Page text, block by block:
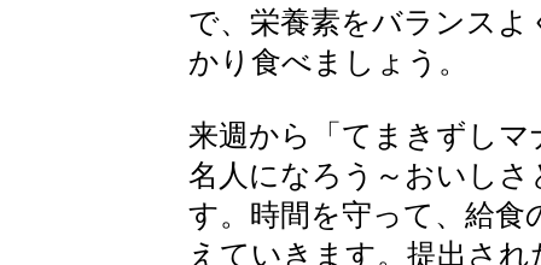
で、栄養素をバランス
かり食べましょう。
来週から「てまきずし
名人になろう～おいし
す。時間を守って、給食
えていきます。提出さ